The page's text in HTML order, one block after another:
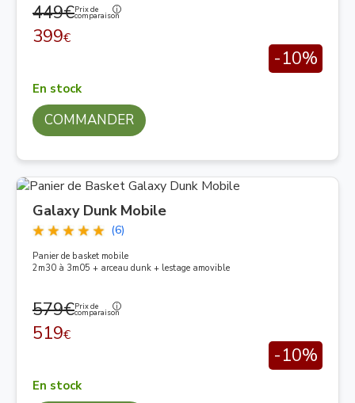
449€Prix de
comparaison
399€
-10%
En stock
COMMANDER
Galaxy Dunk Mobile
(6)
Panier de basket mobile
2m30 à 3m05 + arceau dunk + lestage amovible
579€Prix de
comparaison
519€
-10%
En stock